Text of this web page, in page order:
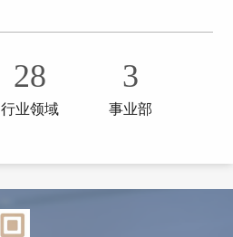
28
行业领域
3
事业部